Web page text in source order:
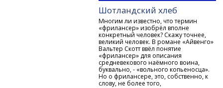
Шотландский хлеб
Многим ли известно, что термин
«фрилансер» изобрёл вполне
конкретный человек? Скажу точнее,
великий человек. В романе «Айвенго»
Вальтер Скотт ввёл понятие
«фрилансер» для описания
средневекового наёмного воина,
буквально, - «вольного копьеносца».
Но о фрилансере, это, собственно, к
слову, не более того,